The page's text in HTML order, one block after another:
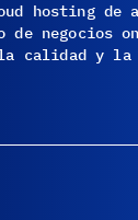
hosting de
negocios
calidad y la